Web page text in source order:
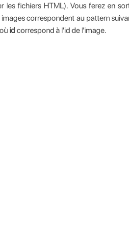
les fichiers HTML). Vous ferez en
images correspondent au pattern
où idcorrespond à l'id de l'image.